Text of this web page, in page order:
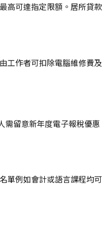
高可達指定限額。居所貸款
工作者可扣除電腦維修費及
需留意新年度電子報稅優惠
單例如會計或語言課程均可